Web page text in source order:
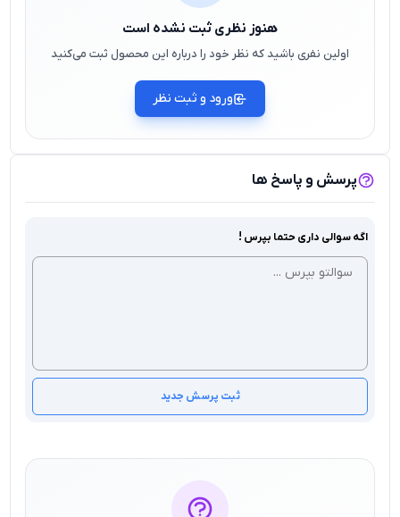
هنوز نظری ثبت نشده است
اولین نفری باشید که نظر خود را درباره این محصول ثبت می‌کنید
ورود و ثبت نظر
پرسش و پاسخ ها
اگه سوالی داری حتما بپرس !
ثبت پرسش جدید